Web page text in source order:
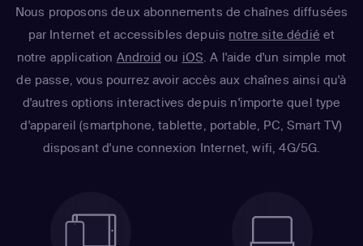
Nous proposons deux abonnements de chaînes diffusées
par Internet et accessibles depuis notre site dédié et
notre application Android ou iOS . A l'aide d'un simple mot
de passe, vous pourrez avoir accès aux chaînes ainsi qu'à
d'autres options interactives depuis n'importe quel type
d'appareil (smartphone, tablette, portable, PC, Smart TV)
disposant d'une connexion Internet, wifi, 4G/5G.